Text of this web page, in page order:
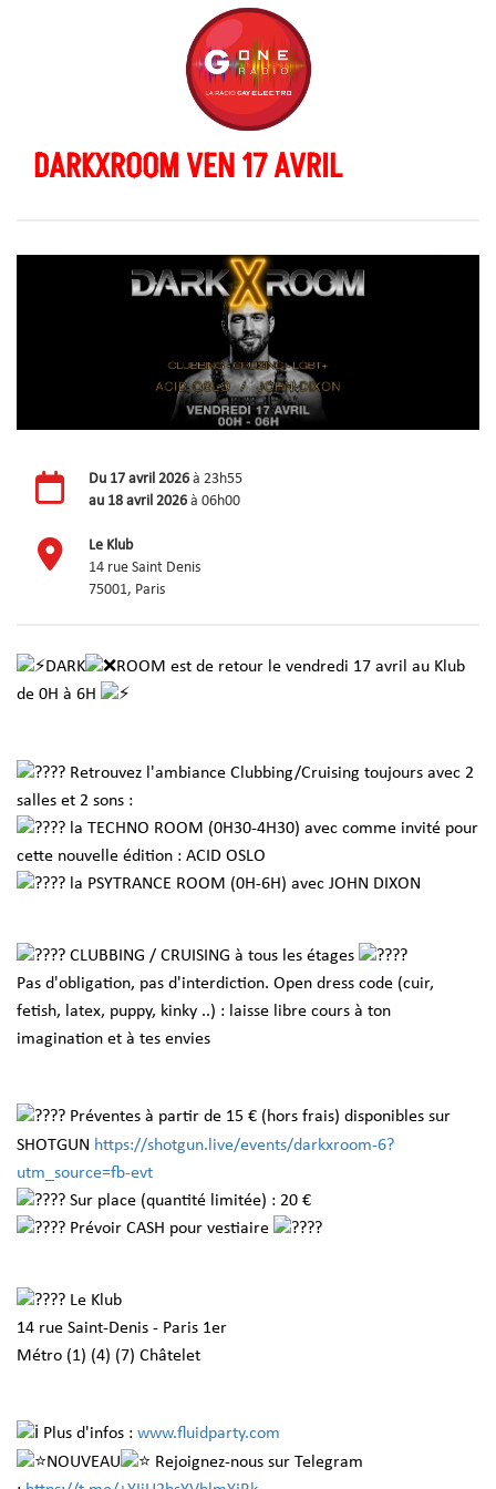
DARKXROOM VEN 17 AVRIL
Du 17 avril 2026 à 23h55
au 18 avril 2026 à 06h00
Le Klub
14 rue Saint Denis
75001, Paris
DARK
ROOM est de retour le vendredi 17 avril au Klub
de 0H à 6H
Retrouvez l'ambiance Clubbing/Cruising toujours avec 2
salles et 2 sons :
la TECHNO ROOM (0H30-4H30) avec comme invité pour
cette nouvelle édition : ACID OSLO
la PSYTRANCE ROOM (0H-6H) avec JOHN DIXON
CLUBBING / CRUISING à tous les étages
Pas d'obligation, pas d'interdiction. Open dress code (cuir,
fetish, latex, puppy, kinky ..) : laisse libre cours à ton
imagination et à tes envies
Préventes à partir de 15 € (hors frais) disponibles sur
SHOTGUN https://shotgun.live/events/darkxroom-6?
utm_source=fb-evt
Sur place (quantité limitée) : 20 €
Prévoir CASH pour vestiaire
Le Klub
14 rue Saint-Denis - Paris 1er
Métro (1) (4) (7) Châtelet
Plus d'infos : www.fluidparty.com
NOUVEAU
Rejoignez-nous sur Telegram